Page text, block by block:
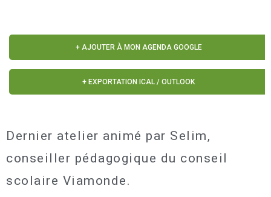
+ AJOUTER À MON AGENDA GOOGLE
+ EXPORTATION ICAL / OUTLOOK
Dernier atelier animé par Selim,
conseiller pédagogique du conseil
scolaire Viamonde.